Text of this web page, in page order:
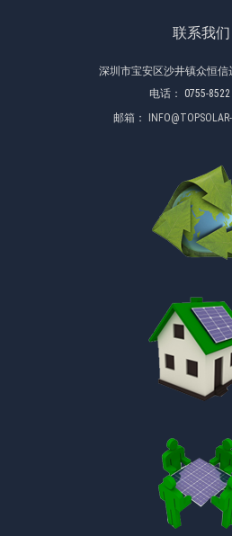
联系我们
深圳市宝安区沙井镇众恒信
电话：
0755-8522
邮箱：